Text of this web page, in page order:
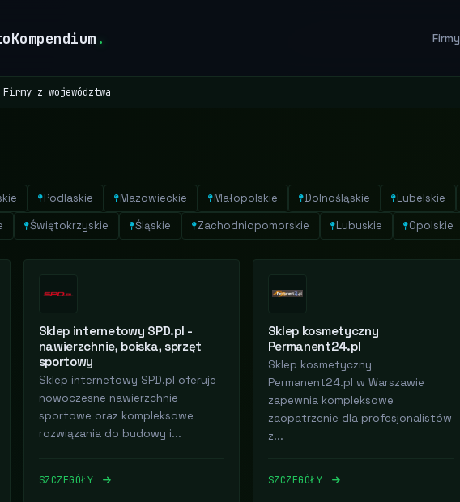
. Firmy
Firmy z województwa
Podlaskie Mazowieckie Małopolskie Dolnośląskie Lubelskie
Świętokrzyskie Śląskie Zachodniopomorskie Lubuskie Opolskie
Sklep internetowy SPD.pl -
nawierzchnie, boiska, sprzęt
sportowy
Sklep internetowy SPD.pl oferuje
nowoczesne nawierzchnie
sportowe oraz kompleksowe
rozwiązania do budowy i...
SZCZEGÓŁY
Sklep kosmetyczny
Permanent24.pl
Sklep kosmetyczny
Permanent24.pl w Warszawie
zapewnia kompleksowe
zaopatrzenie dla profesjonalistów
z...
SZCZEGÓŁY